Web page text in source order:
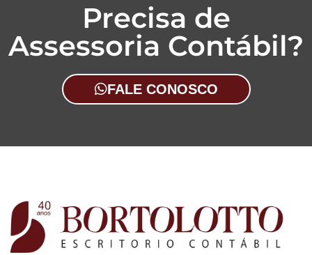
Precisa de
Assessoria Contábil?
FALE CONOSCO